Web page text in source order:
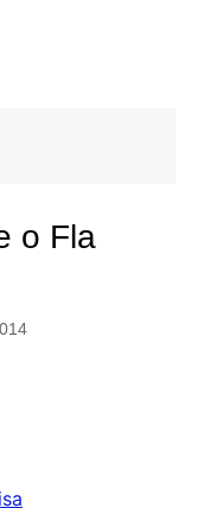
o Fla